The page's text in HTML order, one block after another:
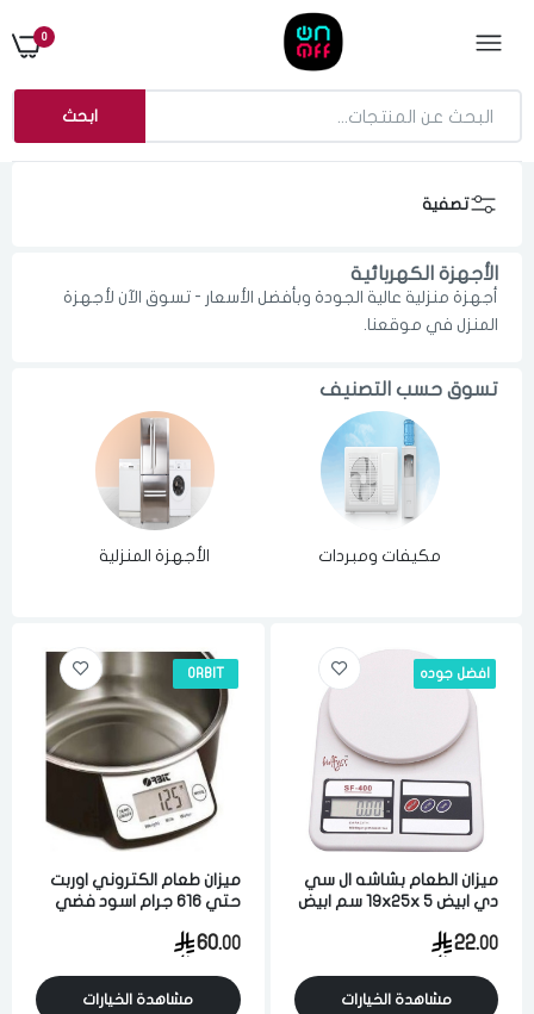
0
ابحث
تصفية
الأجهزة الكهربائية
أجهزة منزلية عالية الجودة وبأفضل الأسعار - تسوق الآن لأجهزة
المنزل في موقعنا.
تسوق حسب التصنيف
مكيفات ومبردات الأجهزة المنزلية
افضل جوده
ميزان الطعام بشاشه ال سي
دي ابيض 19x25x 5 سم ابيض
22.00
مشاهدة الخيارات
ORBIT
ميزان طعام الكتروني اوربت
حتي 616 جرام اسود فضي
60.00
مشاهدة الخيارات